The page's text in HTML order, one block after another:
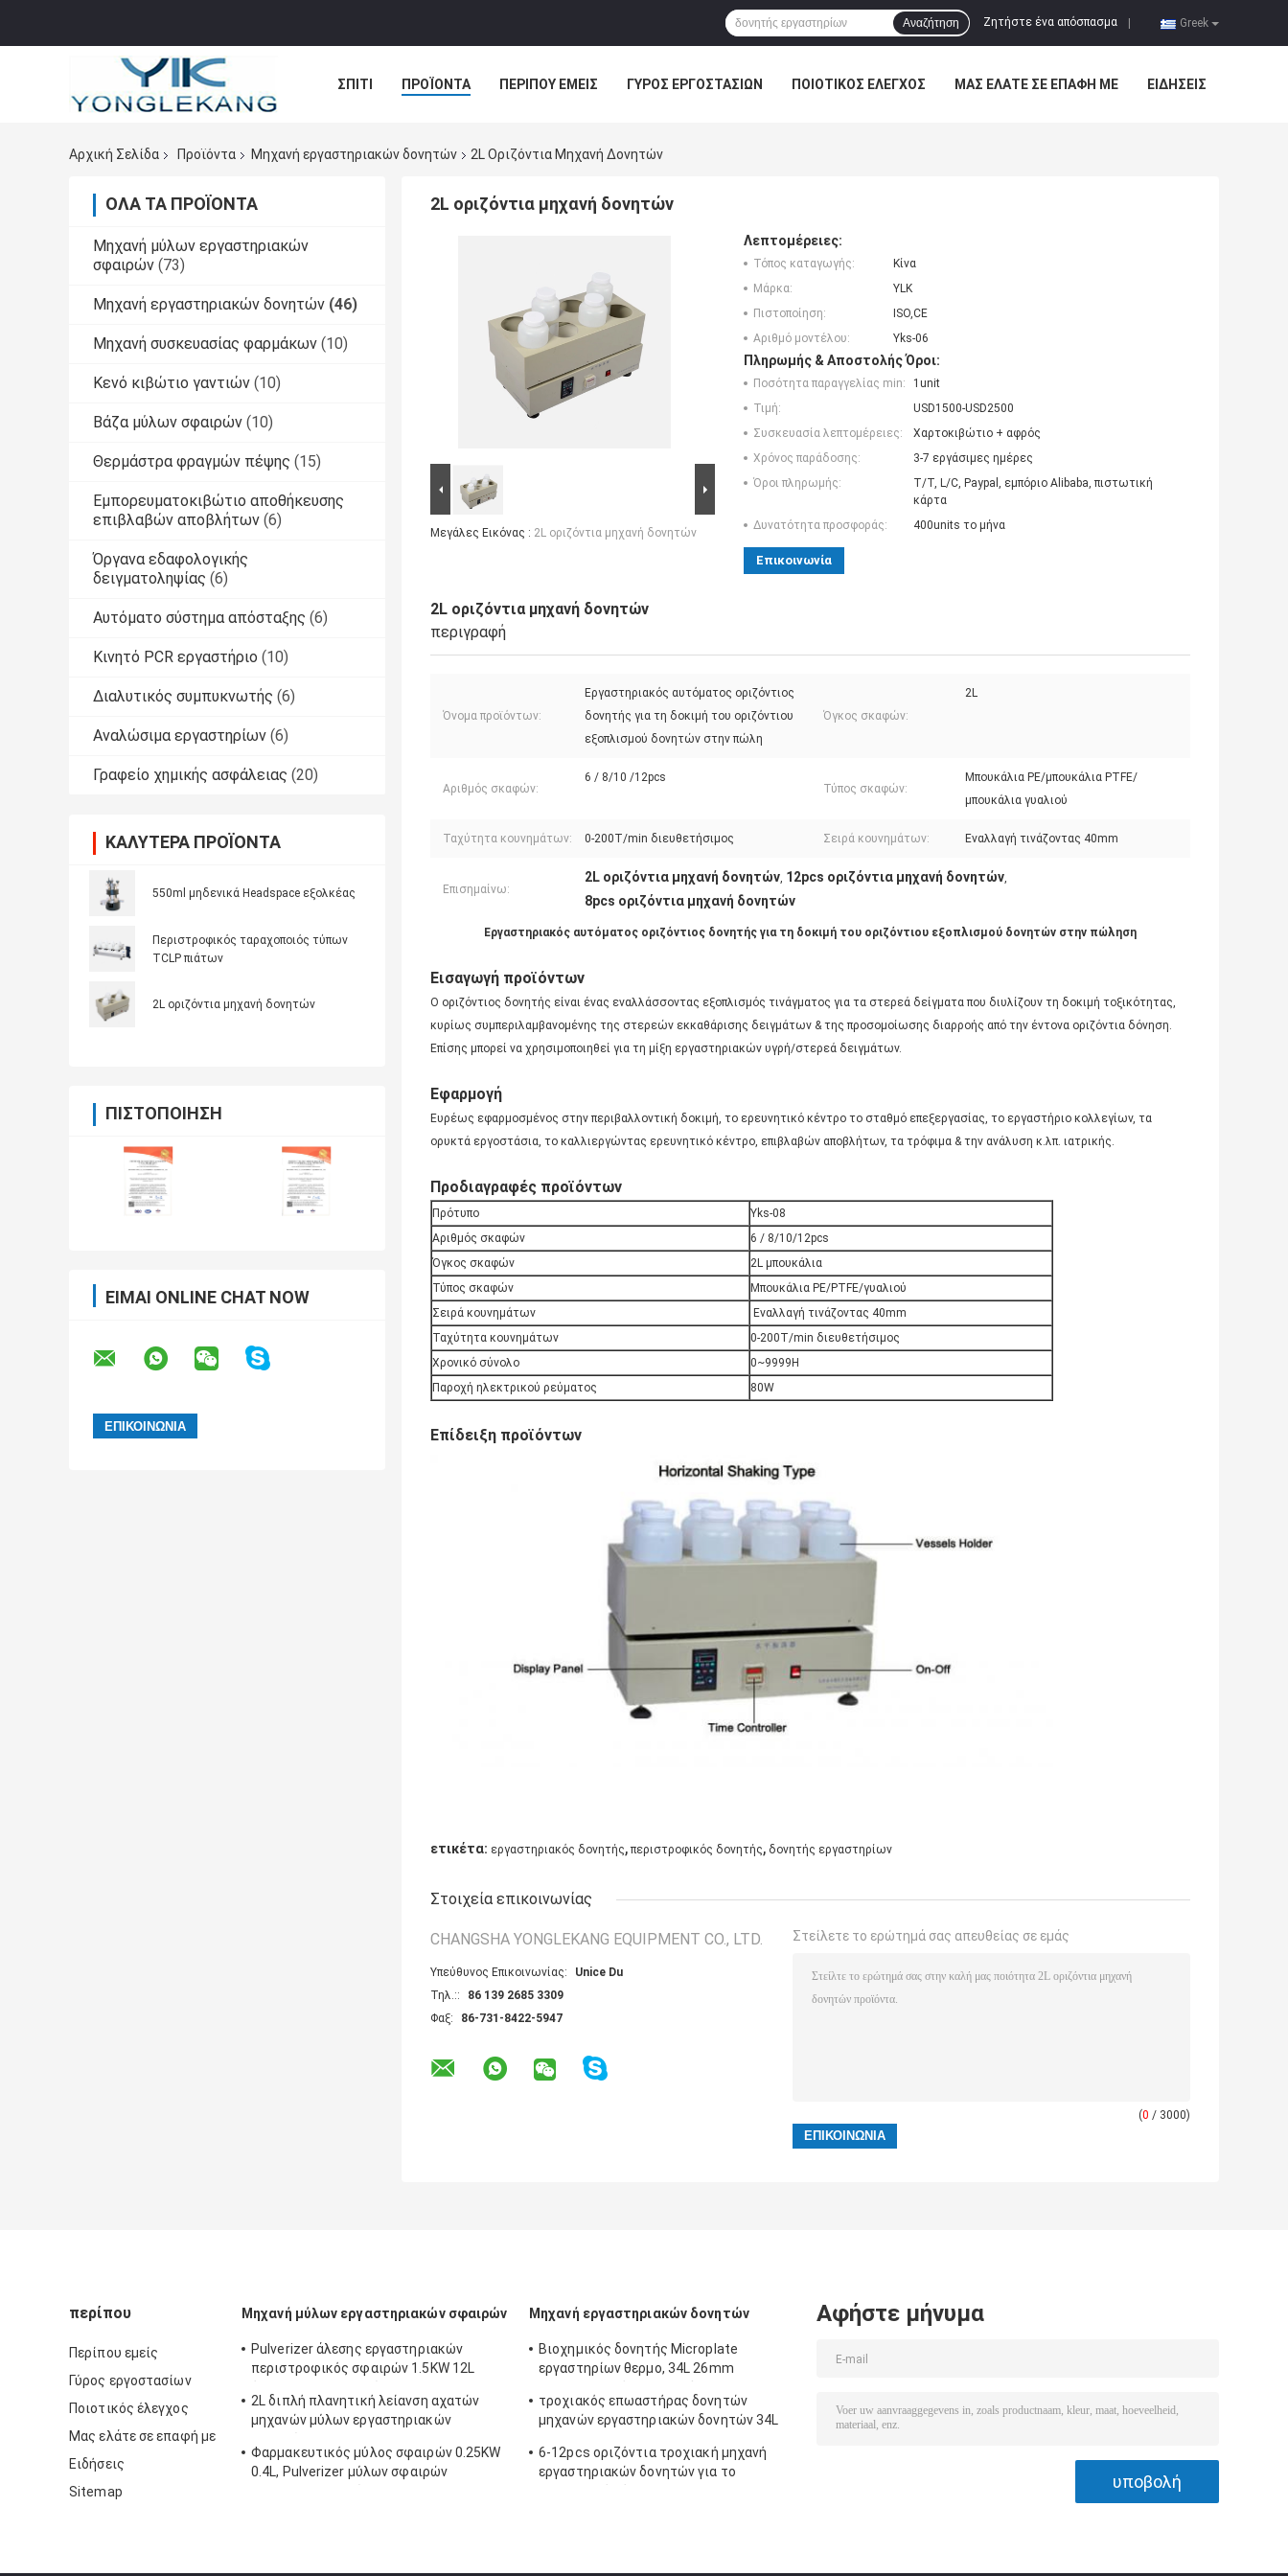
Greek
Ζητήστε ένα απόσπασμα
Αναζήτηση
ΣΠΊΤΙ ΠΡΟΪΌΝΤΑ ΠΕΡΊΠΟΥ ΕΜΕΊΣ ΓΎΡΟΣ ΕΡΓΟΣΤΑΣΊΩΝ ΠΟΙΟΤΙΚΌΣ ΈΛΕΓΧΟΣ ΜΑΣ ΕΛΆΤΕ ΣΕ ΕΠΑΦΉ ΜΕ ΕΙΔΉΣΕΙΣ
Αρχική Σελίδα
Προϊόντα Μηχανή εργαστηριακών δονητών 2L Οριζόντια Μηχανή Δονητών
ΌΛΑ ΤΑ ΠΡΟΪΌΝΤΑ
Μηχανή μύλων εργαστηριακών
σφαιρών (73)
Μηχανή εργαστηριακών δονητών (46)
Μηχανή συσκευασίας φαρμάκων (10)
Κενό κιβώτιο γαντιών (10)
Βάζα μύλων σφαιρών (10)
Θερμάστρα φραγμών πέψης (15)
Εμπορευματοκιβώτιο αποθήκευσης
επιβλαβών αποβλήτων (6)
Όργανα εδαφολογικής
δειγματοληψίας (6)
Αυτόματο σύστημα απόσταξης (6)
Κινητό PCR εργαστήριο (10)
Διαλυτικός συμπυκνωτής (6)
Αναλώσιμα εργαστηρίων (6)
Γραφείο χημικής ασφάλειας (20)
ΚΑΛΎΤΕΡΑ ΠΡΟΪΌΝΤΑ
550ml μηδενικά Headspace εξολκέας
Περιστροφικός ταραχοποιός τύπων
TCLP πιάτων
2L οριζόντια μηχανή δονητών
ΠΙΣΤΟΠΟΊΗΣΗ
ΕΊΜΑΙ ONLINE CHAT NOW
2L οριζόντια μηχανή δονητών
Μεγάλες Εικόνας : 2L οριζόντια μηχανή δονητών
Λεπτομέρειες:
Τόπος καταγωγής:
Κίνα
Μάρκα:
YLK
Πιστοποίηση:
ISO,CE
Αριθμό μοντέλου:
Yks-06
Πληρωμής & Αποστολής Όροι:
Ποσότητα παραγγελίας min:
1unit
Τιμή:
USD1500-USD2500
Συσκευασία λεπτομέρειες:
Χαρτοκιβώτιο + αφρός
Χρόνος παράδοσης:
3-7 εργάσιμες ημέρες
Όροι πληρωμής:
T/T, L/C, Paypal, εμπόριο Alibaba, πιστωτική
κάρτα
Δυνατότητα προσφοράς:
400units το μήνα
Επικοινωνία
2L οριζόντια μηχανή δονητών
περιγραφή
Όνομα προϊόντων:
Εργαστηριακός αυτόματος οριζόντιος
δονητής για τη δοκιμή του οριζόντιου
εξοπλισμού δονητών στην πώλη
Όγκος σκαφών:
2L
Αριθμός σκαφών:
6 / 8/10 /12pcs
Τύπος σκαφών:
Μπουκάλια PE/μπουκάλια PTFE/
μπουκάλια γυαλιού
Ταχύτητα κουνημάτων: 0-200T/min διευθετήσιμος Σειρά κουνημάτων: Εναλλαγή τινάζοντας 40mm
Επισημαίνω:
2L οριζόντια μηχανή δονητών, 12pcs οριζόντια μηχανή δονητών,
8pcs οριζόντια μηχανή δονητών
Εργαστηριακός αυτόματος οριζόντιος δονητής για τη δοκιμή του οριζόντιου εξοπλισμού δονητών στην πώληση
Εισαγωγή προϊόντων
Ο οριζόντιος δονητής είναι ένας εναλλάσσοντας εξοπλισμός τινάγματος για τα στερεά δείγματα που διυλίζουν τη δοκιμή τοξικότητας,
κυρίως συμπεριλαμβανομένης της στερεών εκκαθάρισης δειγμάτων & της προσομοίωσης διαρροής από την έντονα οριζόντια δόνηση.
Επίσης μπορεί να χρησιμοποιηθεί για τη μίξη εργαστηριακών υγρή/στερεά δειγμάτων.
Εφαρμογή
Ευρέως εφαρμοσμένος στην περιβαλλοντική δοκιμή, το ερευνητικό κέντρο το σταθμό επεξεργασίας, το εργαστήριο κολλεγίων, τα
ορυκτά εργοστάσια, το καλλιεργώντας ερευνητικό κέντρο, επιβλαβών αποβλήτων, τα τρόφιμα & την ανάλυση κ.λπ. ιατρικής.
Προδιαγραφές προϊόντων
Πρότυπο
Yks-08
Αριθμός σκαφών
6 / 8/10/12pcs
Όγκος σκαφών
2L μπουκάλια
Τύπος σκαφών
Μπουκάλια PE/PTFE/γυαλιού
Σειρά κουνημάτων
Εναλλαγή τινάζοντας 40mm
Ταχύτητα κουνημάτων
0-200T/min διευθετήσιμος
Χρονικό σύνολο
0~9999H
Παροχή ηλεκτρικού ρεύματος
80W
Επίδειξη προϊόντων
ετικέτα: εργαστηριακός δονητής, περιστροφικός δονητής, δονητής εργαστηρίων
Στοιχεία επικοινωνίας
CHANGSHA YONGLEKANG EQUIPMENT CO., LTD.
Υπεύθυνος Επικοινωνίας:
Unice Du
Τηλ.::
86 139 2685 3309
Φαξ:
86-731-8422-5947
Στείλετε το ερώτημά σας απευθείας σε εμάς
(0 / 3000)
περίπου
Περίπου εμείς
Γύρος εργοστασίων
Ποιοτικός έλεγχος
Μας ελάτε σε επαφή με
Ειδήσεις
Sitemap
Μηχανή μύλων εργαστηριακών σφαιρών
Pulverizer άλεσης εργαστηριακών
περιστροφικός σφαιρών 1.5KW 12L
2L διπλή πλανητική λείανση αχατών
μηχανών μύλων εργαστηριακών
Φαρμακευτικός μύλος σφαιρών 0.25KW
0.4L, Pulverizer μύλων σφαιρών
Μηχανή εργαστηριακών δονητών
Βιοχημικός δονητής Microplate
εργαστηρίων θερμο, 34L 26mm
τροχιακός επωαστήρας δονητών
μηχανών εργαστηριακών δονητών 34L
6-12pcs οριζόντια τροχιακή μηχανή
εργαστηριακών δονητών για το
Αφήστε μήνυμα